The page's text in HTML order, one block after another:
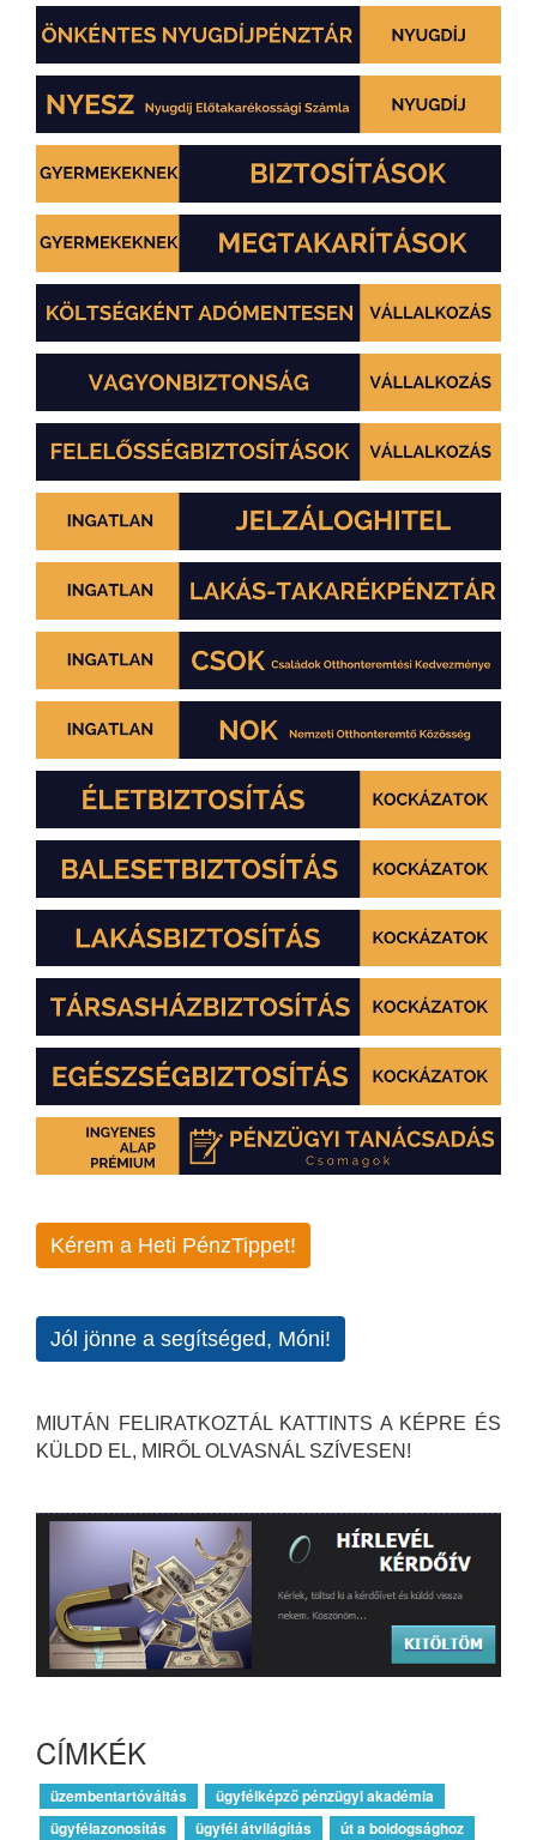
Kérem a Heti PénzTippet!
Jól jönne a segítséged, Móni!
MIUTÁN FELIRATKOZTÁL KATTINTS A KÉPRE ÉS
KÜLDD EL, MIRŐL OLVASNÁL SZÍVESEN!
CÍMKÉK
üzembentartóváltás
ügyfélképző pénzügyi akadémia
ügyfélazonosítás
ügyfél átvilágítás
út a boldogsághoz